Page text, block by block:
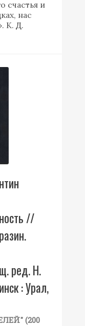
счастья и
нас
К. Д.
//
ред. Н.
: Урал,
(200